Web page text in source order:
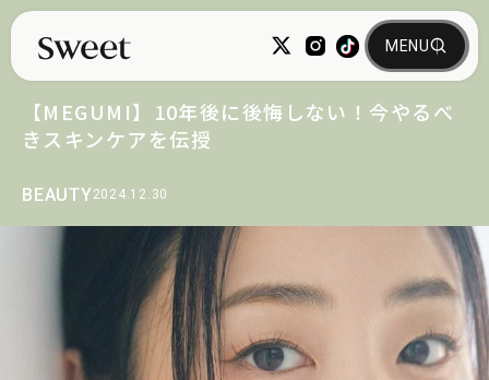
BEAUTY2024.12.30
【MEGUMI】10年後に後悔しない！今やるべ
きスキンケアを伝授